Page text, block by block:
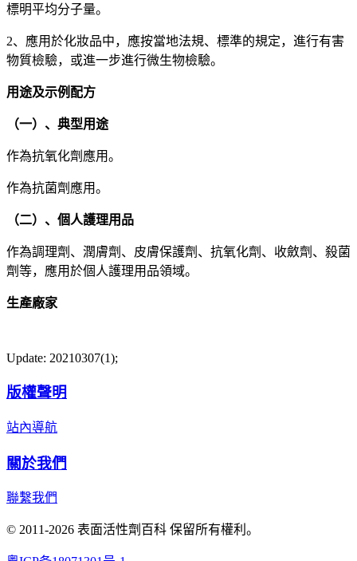
標明平均分子量。
2、應用於化妝品中，應按當地法規、標準的規定，進行有害
物質檢驗，或進一步進行微生物檢驗。
用途及示例配方
（一）、典型用途
作為抗氧化劑應用。
作為抗菌劑應用。
（二）、個人護理用品
作為調理劑、潤膚劑、皮膚保護劑、抗氧化劑、收斂劑、殺菌
劑等，應用於個人護理用品領域。
生產廠家
Update: 20210307(1);
版權聲明
站內導航
關於我們
聯繫我們
© 2011-2026 表面活性劑百科 保留所有權利。